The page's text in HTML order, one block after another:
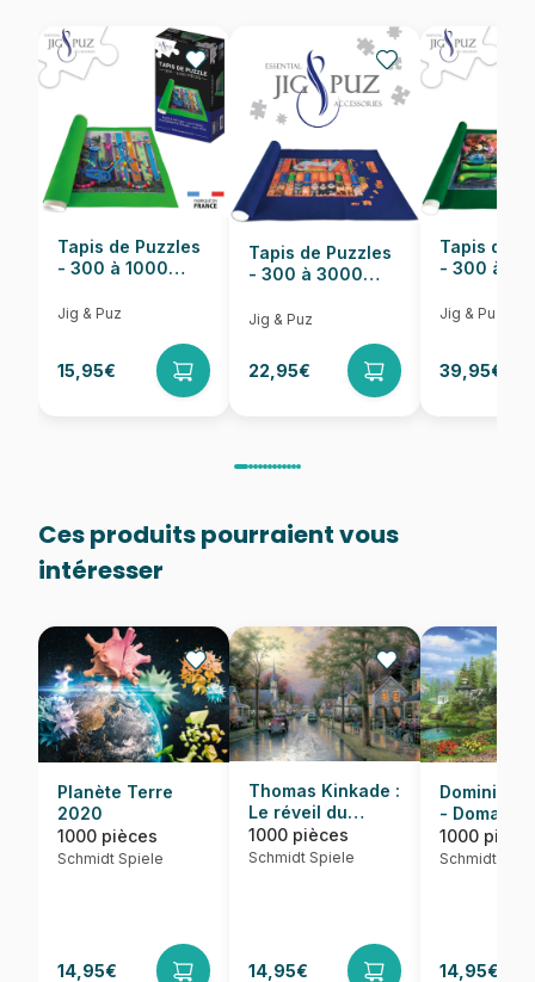
EAN 4001504573904
Nombre de pièces 1000 pièces
Dimensions 69 x 49 cm
Tapis de Puzzles
- 300 à 1000
Jig & Puz
15,95€
Tapis de Puzzles
- 300 à 3000
Jig & Puz
22,95€
Tapis de
- 300 à
Jig & Puz
39,95€
Ces produits pourraient vous
intéresser
Planète Terre
2020
1000 pièces
Schmidt Spiele
14,95€
Thomas Kinkade :
Le réveil du
village
1000 pièces
Schmidt Spiele
14,95€
Dominic
- Domaine
idyllique
1000
Schmidt
14,95€